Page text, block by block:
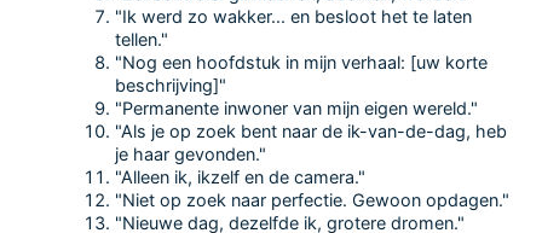
"Ik werd zo wakker... en besloot het te laten
tellen."
"Nog een hoofdstuk in mijn verhaal: [uw korte
beschrijving]"
"Permanente inwoner van mijn eigen wereld."
"Als je op zoek bent naar de ik-van-de-dag, heb
je haar gevonden."
"Alleen ik, ikzelf en de camera."
"Niet op zoek naar perfectie. Gewoon opdagen."
"Nieuwe dag, dezelfde ik, grotere dromen."